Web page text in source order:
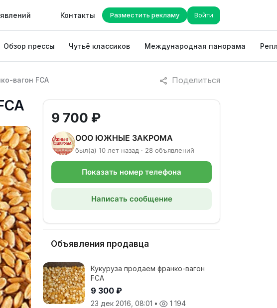
Контакты Разместить рекламу Войти
Обзор прессы Чутьё классиков Международная панорама
Поделиться
вагон FCA
9 700 ₽
ООО ЮЖНЫЕ ЗАКРОМА
был(а) 10 лет назад · 28 объявлений
Показать номер телефона
Написать сообщение
Объявления продавца
Кукуруза продаем франко-вагон
FCA
9 300 ₽
23 дек 2016, 08:01 •
1 194